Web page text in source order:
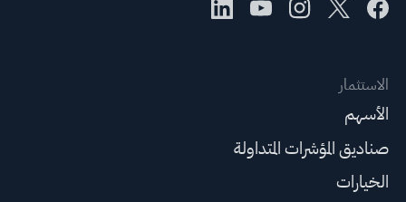
الاستثمار
الأسهم
صناديق المؤشرات المتداولة
الخيارات